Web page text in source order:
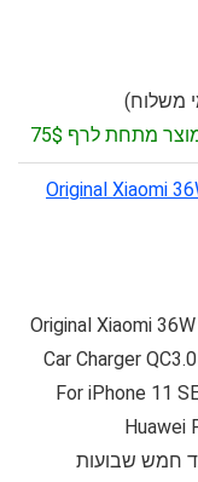
משלוח)
מתחת לרף 75$
Original Xiaomi
Original Xiaomi
Car Charger
For iPhone 11
Huawei
חמש שבועות